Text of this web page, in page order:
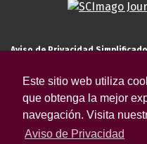
Este sitio web utiliza
que obtenga la mejor
navegación. Visita
Aviso de Privacidad
Aviso de Privacidad
El Instituto de Investigaciones
tratamiento de sus datos
alumno, docente, personal de la
invitado externo (nacional o
anteriormente descritas u otras